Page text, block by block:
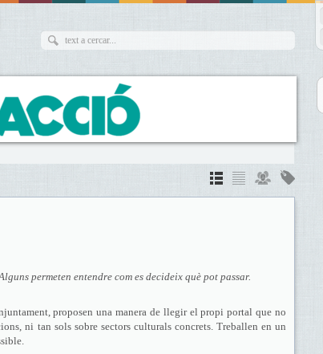
permeten entendre com es decideix què pot passar.
proposen una manera de llegir el propi portal que no
ni tan sols sobre sectors culturals concrets. Treballen en un